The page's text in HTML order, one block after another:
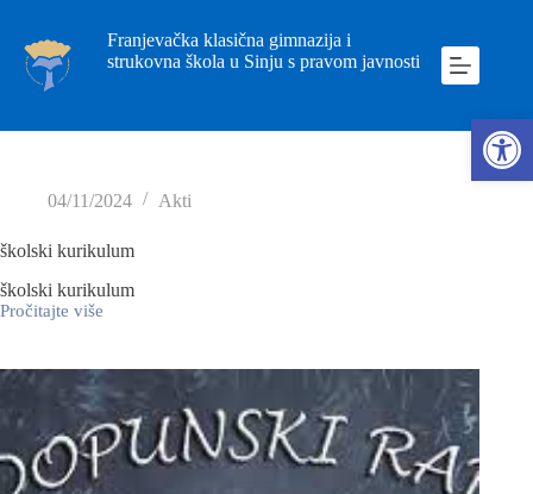
Franjevačka klasična gimnazija i
strukovna škola u Sinju s pravom javnosti
04/11/2024 Akti
školski kurikulum
školski kurikulum
Pročitajte više